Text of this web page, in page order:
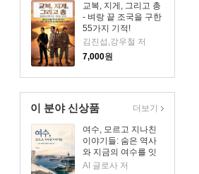
교복, 지게, 그리고 총
- 벼랑 끝 조국을 구한
55가지 기적!
김진섭,강우철 저
7,000원
이 분야 신상품
여수, 모르고 지나친
이야기들: 숨은 역사
와 지금의 여수를 잇
다
AI 글로사 저
더보기